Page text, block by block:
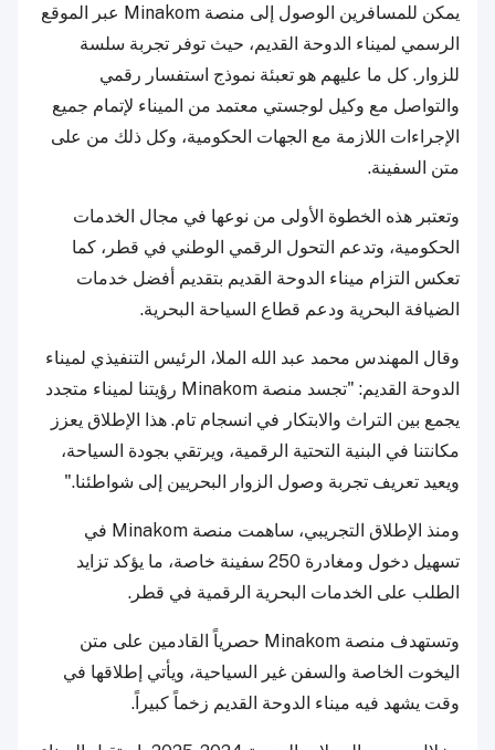
يمكن للمسافرين الوصول إلى منصة Minakom عبر الموقع
الرسمي لميناء الدوحة القديم، حيث توفر تجربة سلسة
للزوار. كل ما عليهم هو تعبئة نموذج استفسار رقمي
والتواصل مع وكيل لوجستي معتمد من الميناء لإتمام جميع
الإجراءات اللازمة مع الجهات الحكومية، وكل ذلك من على
متن السفينة.
وتعتبر هذه الخطوة الأولى من نوعها في مجال الخدمات
الحكومية، وتدعم التحول الرقمي الوطني في قطر، كما
تعكس التزام ميناء الدوحة القديم بتقديم أفضل خدمات
الضيافة البحرية ودعم قطاع السياحة البحرية.
وقال المهندس محمد عبد الله الملا، الرئيس التنفيذي لميناء
الدوحة القديم: "تجسد منصة Minakom رؤيتنا لميناء متجدد
يجمع بين التراث والابتكار في انسجام تام. هذا الإطلاق يعزز
مكانتنا في البنية التحتية الرقمية، ويرتقي بجودة السياحة،
ويعيد تعريف تجربة وصول الزوار البحريين إلى شواطئنا."
ومنذ الإطلاق التجريبي، ساهمت منصة Minakom في
تسهيل دخول ومغادرة 250 سفينة خاصة، ما يؤكد تزايد
الطلب على الخدمات البحرية الرقمية في قطر.
وتستهدف منصة Minakom حصرياً القادمين على متن
اليخوت الخاصة والسفن غير السياحية، ويأتي إطلاقها في
وقت يشهد فيه ميناء الدوحة القديم زخماً كبيراً.